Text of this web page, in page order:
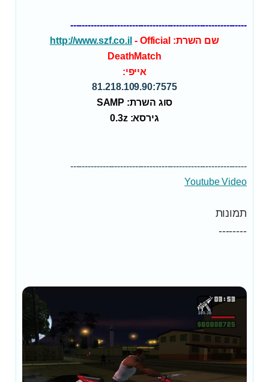
------------------------------------------------------------
שם השרת:
http://www.szf.co.il- Official
DeathMatch
אייפי:
81.218.109.90:7575
סוג השרת: SAMP
גירסא: 0.3z
------------------------------------------------------------
Youtube Video
תמונות
--------